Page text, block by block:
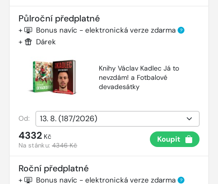
Půlroční předplatné
+ Bonus navíc - elektronická verze zdarma ?
+ Dárek
Knihy Václav Kadlec Já to
nevzdám! a Fotbalové
devadesátky
Od:
4332 Kč
Na stánku:4346 Kč
Koupit
Roční předplatné
+ Bonus navíc - elektronická verze zdarma ?